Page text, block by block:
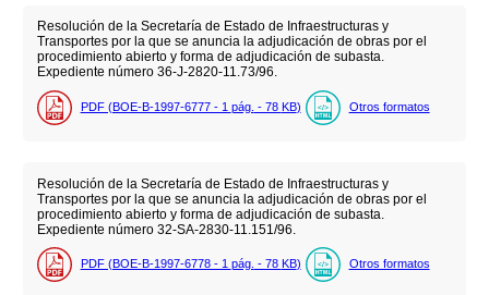
Resolución de la Secretaría de Estado de Infraestructuras y
Transportes por la que se anuncia la adjudicación de obras por el
procedimiento abierto y forma de adjudicación de subasta.
Expediente número 36-J-2820-11.73/96.
PDF (BOE-B-1997-6777 - 1 pág. - 78 KB) Otros formatos
Resolución de la Secretaría de Estado de Infraestructuras y
Transportes por la que se anuncia la adjudicación de obras por el
procedimiento abierto y forma de adjudicación de subasta.
Expediente número 32-SA-2830-11.151/96.
PDF (BOE-B-1997-6778 - 1 pág. - 78 KB) Otros formatos